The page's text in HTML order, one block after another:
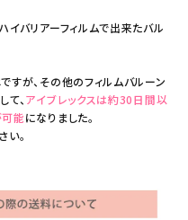
イバリアーフィルムで出来たバル
すが、その他のフィルムバルーン
、 アイブレックスは約30日間以
能になりました。
い。